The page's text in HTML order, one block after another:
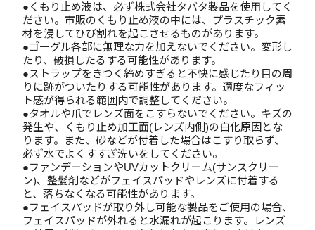
●くもり止め液は、必ず株式会社タバタ製品を使用してく
ださい。市販のくもり止め液の中には、プラスチック素
材を浸してひび割れを起こさせるものがあります。
●ゴーグル各部に無理な力を加えないでください。変形し
たり、破損したるする可能性があります。
●ストラップをきつく締めすぎると不快に感じたり目の周
りに跡がついたりする可能性があります。適度なフィッ
ト感が得られる範囲内で調整してください。
●タオルや爪でレンズ面をこすらないでください。キズの
発生や、くもり止め加工面(レンズ内側)の白化原因とな
ります。また、砂などが付着した場合はこすり取らず、
必ず水でよくすすぎ洗いをしてください。
●ファンデーションやUVカットクリーム(サンスクリー
ン)、整髪剤などがフェイスパッドやレンズに付着する
と、落ちなくなる可能性があります。
●フェイスパッドが取り外し可能な製品をご使用の場合、
フェイスパッドが外れると水漏れが起こります。レンズ